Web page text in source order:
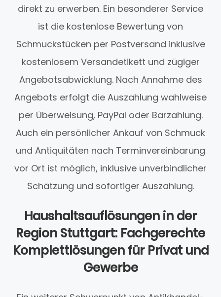
direkt zu erwerben. Ein besonderer Service
ist die kostenlose Bewertung von
Schmuckstücken per Postversand inklusive
kostenlosem Versandetikett und zügiger
Angebotsabwicklung. Nach Annahme des
Angebots erfolgt die Auszahlung wahlweise
per Überweisung, PayPal oder Barzahlung.
Auch ein persönlicher Ankauf von Schmuck
und Antiquitäten nach Terminvereinbarung
vor Ort ist möglich, inklusive unverbindlicher
Schätzung und sofortiger Auszahlung.
Haushaltsauflösungen in der
Region Stuttgart: Fachgerechte
Komplettlösungen für Privat und
Gewerbe